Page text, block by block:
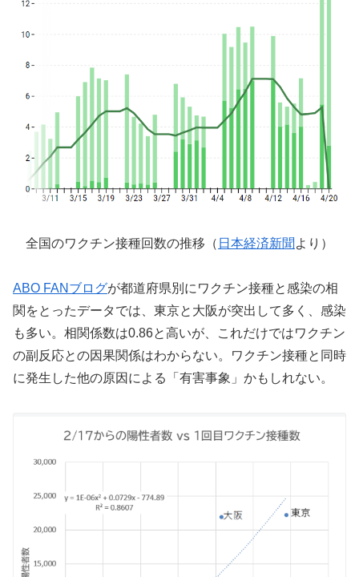
全国のワクチン接種回数の推移（ 日本経済新聞 より）
ABO FANブログが都道府県別にワクチン接種と感染の相
関をとったデータでは、東京と大阪が突出して多く、感染
も多い。相関係数は0.86と高いが、これだけではワクチン
の副反応との因果関係はわからない。ワクチン接種と同時
に発生した他の原因による「有害事象」かもしれない。